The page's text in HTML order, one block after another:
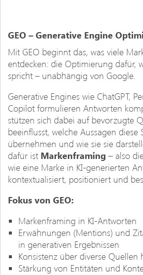
GEO – Generative Engine
Mit GEO beginnt das, was viele
entdecken: die Optimierung dafür,
spricht – unabhängig von Google.
Generative Engines wie ChatGPT,
Copilot formulieren Antworten
stützen sich dabei auf bevorzugte
beeinflusst, welche Aussagen diese
übernehmen und wie sie sie
dafür ist Markenframing – also
wie eine Marke in KI-generierten
kontextualisiert, positioniert und
Fokus von GEO:
Markenframing in KI-Antworten
Erwähnungen (Mentions) und
in generativen Ergebnissen
Konsistenz über diverse Quellen
Stärkung von Entitäten und